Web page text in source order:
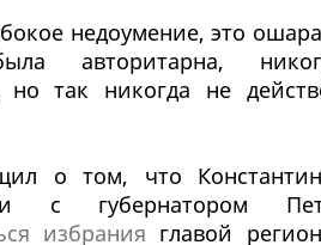
недоумение, это
авторитарна,
так никогда не
о том, что
с губернатором
избрания главой